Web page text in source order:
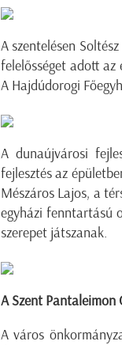
A szentelésen
felelősséget adott az
A Hajdúdorogi
A dunaújvárosi
fejlesztés az
Mészáros Lajos, a
egyházi fenntartású
szerepet játszanak.
A Szent
A város